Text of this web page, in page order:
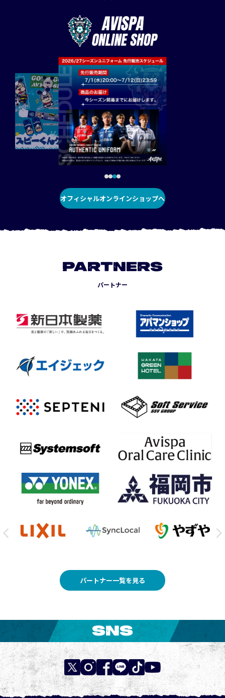
オフィシャルオンラインショップへ
PARTNERS
パートナー
パートナー一覧を見る
SNS